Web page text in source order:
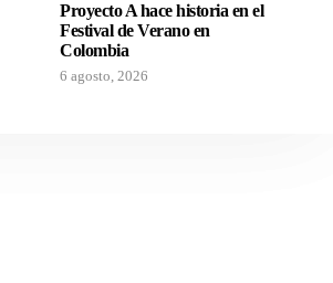
Proyecto A hace historia en el
Festival de Verano en
Colombia
6 agosto, 2026